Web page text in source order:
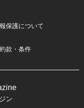
保護について
款・条件
ン